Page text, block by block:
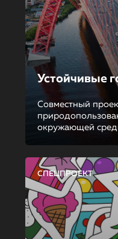
Устойчивые
Совместный
окружающей
СПЕЦПРОЕКТ